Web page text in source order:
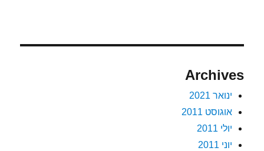
Archives
ינואר 2021
אוגוסט 2011
יולי 2011
יוני 2011